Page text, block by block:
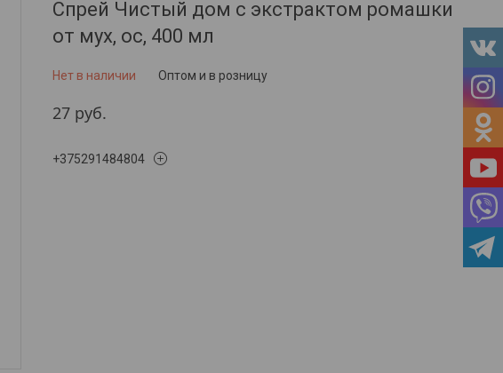
Спрей Чистый дом с экстрактом ромашки
от мух, ос, 400 мл
Нет в наличии Оптом и в розницу
27 руб.
+375291484804